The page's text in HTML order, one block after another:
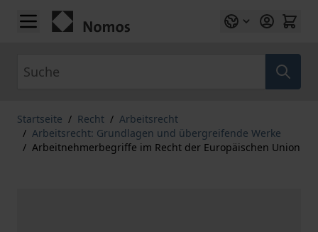
Zum Inhalt springen
Startseite / Recht / Arbeitsrecht
/ Arbeitsrecht: Grundlagen und übergreifende Werke
/ Arbeitnehmerbegriffe im Recht der Europäischen Union